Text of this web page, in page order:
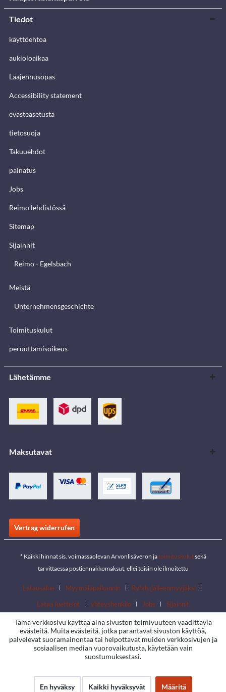
Tiedot
käyttöehtoa
aukioloaikaa
Laajennusopas
Accessibility statement
evästeasetusta
tietosuoja
Takuuehdot
painatus
Jobs
Reimo lehdistössä
Sitemap
Sijainnit
Reimo - Egelsbach
Meistä
Unternehmensgeschichte
Toimituskulut
peruuttamisoikeus
Lähetämme
Maksutavat
Vertrag widerrufen
* Kaikki hinnat sis. voimassaolevan Arvonlisäveron jatoimituskulutsekä
tarvittaessa postiennakkomaksut, ellei toisin ole ilmoitettu
Latausalue Myymäläpaikannin
Ryhdy jälleenmyyjäksi
Lataa luettelot
yhteyshenkilö Jobs Sijainnit
Tämä verkkosivu käyttää aina sivuston toimivuuteen vaadittavia
evästeitä. Muita evästeitä, jotka parantavat sivuston käyttöä,
palvelevat suoramainontaa tai helpottavat muiden verkkosivujen ja
sosiaalisen median vuorovaikutusta, käytetään vain
suostumuksestasi.
En hyväksy Kaikki hyväksyvät Määritä